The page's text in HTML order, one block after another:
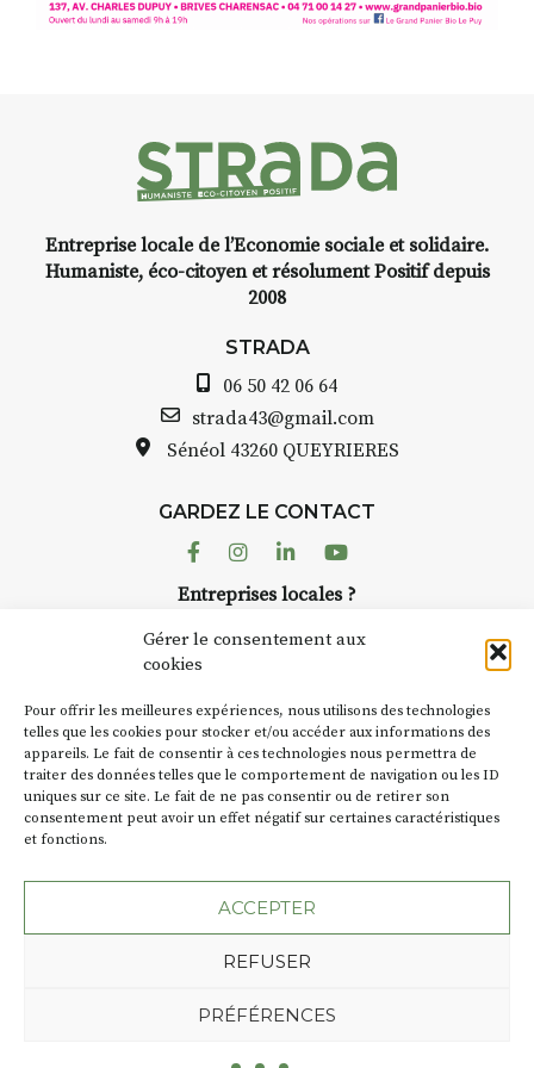
Gérer le consentement aux
cookies
Pour offrir les meilleures expériences, nous utilisons des technologies
telles que les cookies pour stocker et/ou accéder aux informations des
appareils. Le fait de consentir à ces technologies nous permettra de
traiter des données telles que le comportement de navigation ou les ID
uniques sur ce site. Le fait de ne pas consentir ou de retirer son
consentement peut avoir un effet négatif sur certaines caractéristiques
et fonctions.
ACCEPTER
REFUSER
PRÉFÉRENCES
d’Auzon, cette expo-
INTERVIEW
avez ouvert une galerie à
Auzon…
Bernard TURLE Le Fumoir n’est
pas une galerie permanente.
AuzonToujours organise
dans le village. Des artistes et
caves, les granges d’Auzon. Le
Fumoir est l’un de ces espaces
d’autres activités culturelles de
la Petite Cité de Caractère. Par
exemple, l’installationCochon
Charbons’inscrit comme en
« off » du festival d’Auzon 2026
SA D’où vient le nom :Fumoir?
BT C’est le terme employé dans
les actes de propriété du lieu.
c’était un saloir et
Entreprise locale de l’Economie sociale et solidaire.
Humaniste, éco-citoyen et résolument Positif depuis
2008
STRADA
06 50 42 06 64
strada43@gmail.com
Sénéol 43260 QUEYRIERES
GARDEZ LE CONTACT
FacebookInstagram
LinkedinYoutube
Entreprises locales ?
Suivez toute l'actu de Strada
Politique de confidentialité